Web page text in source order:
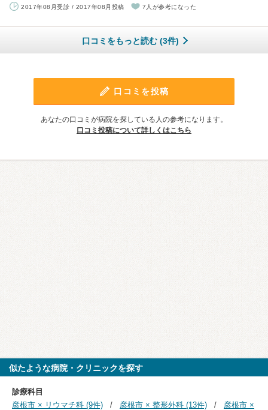
2017年08月受診 / 2017年08月投稿 7人が参考になった
口コミをもっと読む (3件)
口コミを投稿
あなたの口コミが病院を探している人の参考になります。
口コミ投稿について詳しくはこちら
似たような病院・クリニックを探す
診療科目
彦根市 × リウマチ科 (9件)
彦根市 × 整形外科 (13件)
彦根市 ×